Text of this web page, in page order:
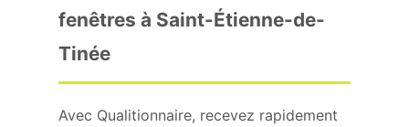
fenêtres à Saint-Étienne-de-
Tinée
Avec Qualitionnaire, recevez rapidement